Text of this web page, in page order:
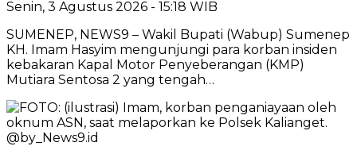
Senin, 3 Agustus 2026 - 15:18 WIB
SUMENEP, NEWS9 – Wakil Bupati (Wabup) Sumenep
KH. Imam Hasyim mengunjungi para korban insiden
kebakaran Kapal Motor Penyeberangan (KMP)
Mutiara Sentosa 2 yang tengah…